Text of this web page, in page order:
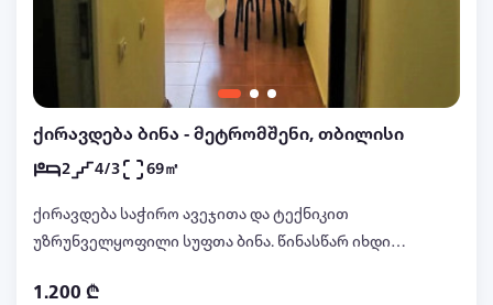
ქირავდება ბინა - მეტრომშენი, თბილისი
2 4/3 69㎡
ქირავდება საჭირო ავეჯითა და ტექნიკით
უზრუნველყოფილი სუფთა ბინა. წინასწარ იხდით
1.200 ₾